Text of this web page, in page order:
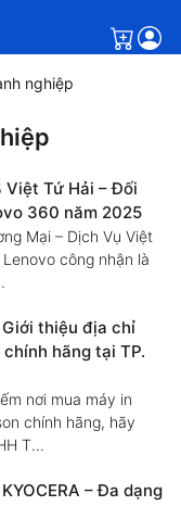
Giỏ
nghiệp
Việt Tứ Hải – Đối
360 năm 2025
Mại – Dịch Vụ Việt
công nhận là
Giới thiệu địa chỉ
hãng tại TP.
nơi mua máy in
chính hãng, hãy
T...
KYOCERA – Đa dạng